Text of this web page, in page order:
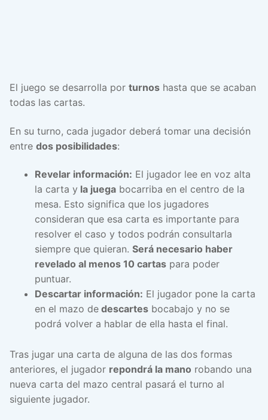
El juego se desarrolla por turnos hasta que se acaban
todas las cartas.
En su turno, cada jugador deberá tomar una decisión
entre dos posibilidades:
Revelar información: El jugador lee en voz alta
la carta y la juegabocarriba en el centro de la
mesa. Esto significa que los jugadores
consideran que esa carta es importante para
resolver el caso y todos podrán consultarla
siempre que quieran. Será necesario haber
revelado al menos 10 cartaspara poder
puntuar.
Descartar información: El jugador pone la carta
en el mazo dedescartesbocabajo y no se
podrá volver a hablar de ella hasta el final.
Tras jugar una carta de alguna de las dos formas
anteriores, el jugador repondrá la mano robando una
nueva carta del mazo central pasará el turno al
siguiente jugador.